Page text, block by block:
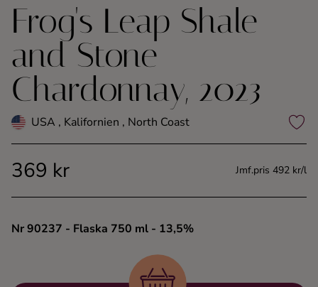
Likör
Rom
Shots
Tequila
Whisky
Frog's Leap Shale
and Stone
Chardonnay, 2023
USA , Kalifornien , North Coast
369 kr Jmf.pris 492 kr/l
Nr 90237 - Flaska 750 ml - 13,5%